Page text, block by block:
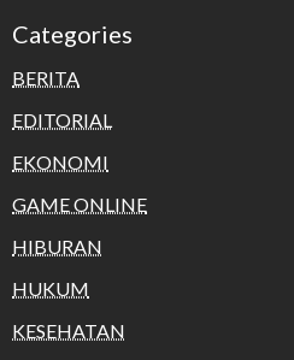
Categories
BERITA
EDITORIAL
EKONOMI
GAME ONLINE
HIBURAN
HUKUM
KESEHATAN